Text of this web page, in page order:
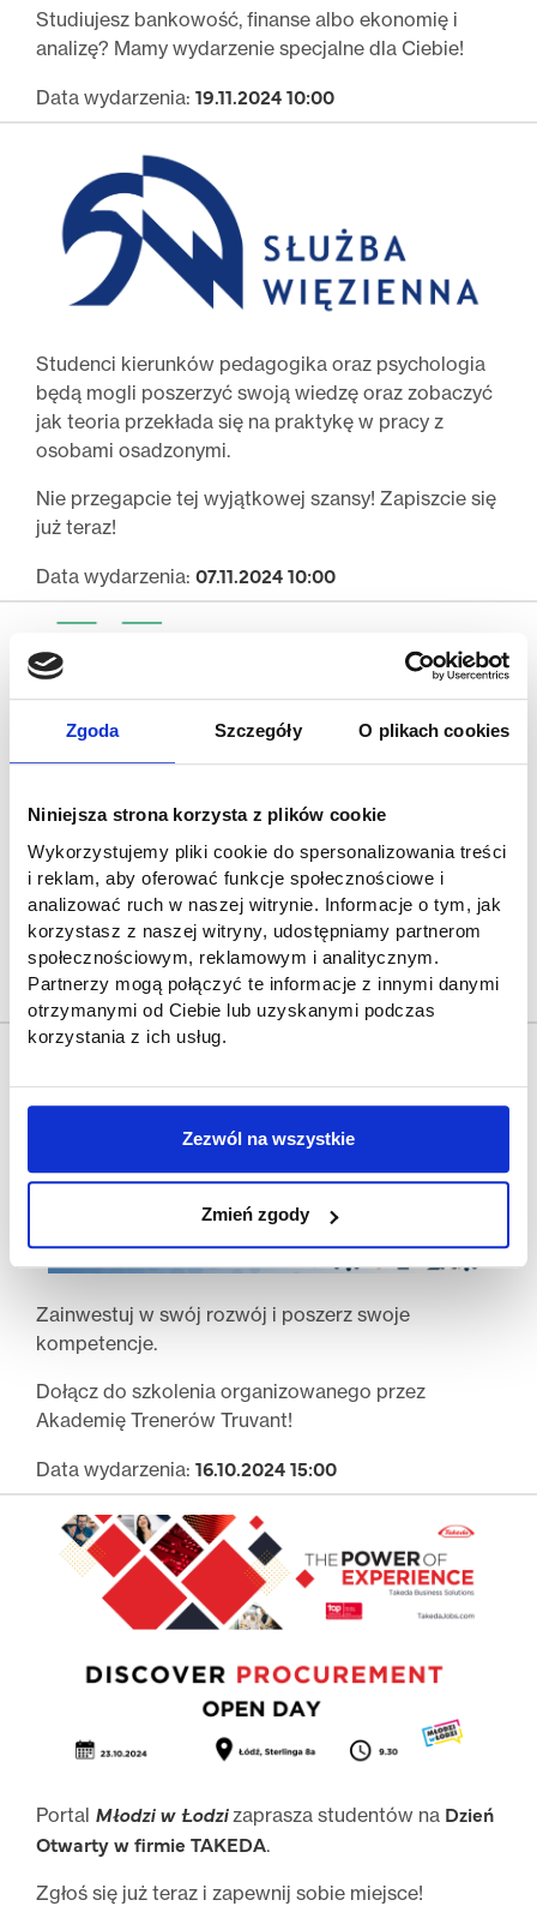
Zgoda Szczegóły O plikach cookies
Niniejsza strona korzysta z plików cookie
Wykorzystujemy pliki cookie do spersonalizowania treści
i reklam, aby oferować funkcje społecznościowe i
analizować ruch w naszej witrynie. Informacje o tym, jak
korzystasz z naszej witryny, udostępniamy partnerom
społecznościowym, reklamowym i analitycznym.
Partnerzy mogą połączyć te informacje z innymi danymi
otrzymanymi od Ciebie lub uzyskanymi podczas
korzystania z ich usług.
Zezwól na wszystkie
Zmień zgody
Studiujesz bankowość, finanse albo ekonomię i
analizę? Mamy wydarzenie specjalne dla Ciebie!
Data wydarzenia: 19.11.2024 10:00
Studenci kierunków pedagogika oraz psychologia
będą mogli poszerzyć swoją wiedzę oraz zobaczyć
jak teoria przekłada się na praktykę w pracy z
osobami osadzonymi.
Nie przegapcie tej wyjątkowej szansy! Zapiszcie się
już teraz!
Data wydarzenia: 07.11.2024 10:00
Pomocy Społecznej w Zduńskiej Woli.
Jest to niebywała okazja dla studentów, aby
zapoznać się z praktyczną stroną pracy pracownika
socjalnego oraz zadaniami, które spełnia Miejski
Ośrodek Pomocy Społecznej.
Data wydarzenia:25.10.2024 12:30
Zainwestuj w swój rozwój i poszerz swoje
kompetencje.
Dołącz do szkolenia organizowanego przez
Akademię Trenerów Truvant!
Data wydarzenia: 16.10.2024 15:00
Portal Młodzi w Łodzizaprasza studentów na Dzień
Otwartyw firmie TAKEDA.
Zgłoś się już teraz i zapewnij sobie miejsce!